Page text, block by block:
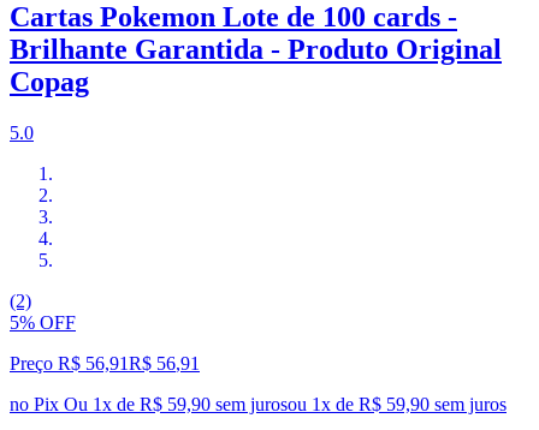
Cartas Pokemon Lote de 100 cards -
Brilhante Garantida - Produto Original
Copag
5.0
(2)
5% OFF
Preço R$ 56,91R$ 56,91
no Pix Ou 1x de R$ 59,90 sem jurosou 1x de R$ 59,90 sem juros